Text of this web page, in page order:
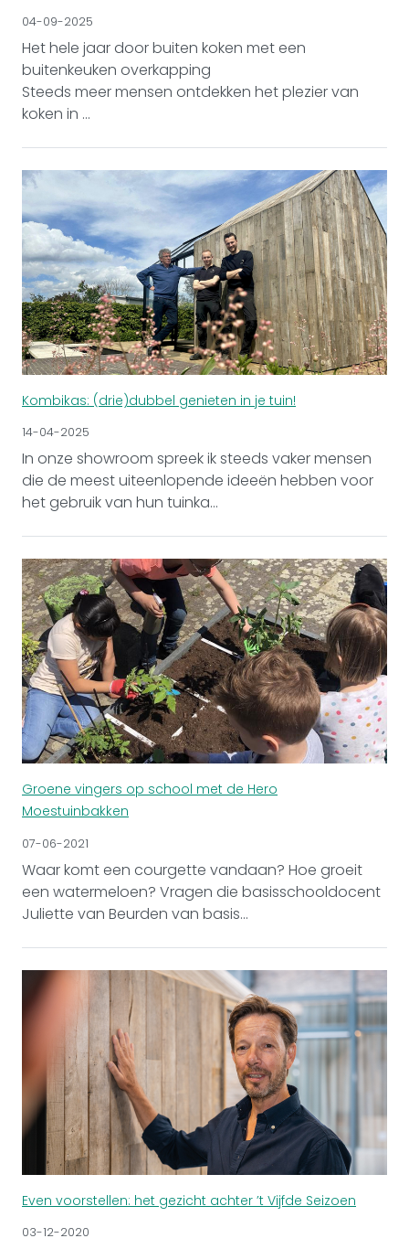
04-09-2025
Het hele jaar door buiten koken met een
buitenkeuken overkapping
Steeds meer mensen ontdekken het plezier van
koken in ...
Kombikas: (drie)dubbel genieten in je tuin!
14-04-2025
In onze showroom spreek ik steeds vaker mensen
die de meest uiteenlopende ideeën hebben voor
het gebruik van hun tuinka...
Groene vingers op school met de Hero
Moestuinbakken
07-06-2021
Waar komt een courgette vandaan? Hoe groeit
een watermeloen? Vragen die basisschooldocent
Juliette van Beurden van basis...
Even voorstellen: het gezicht achter ’t Vijfde Seizoen
03-12-2020